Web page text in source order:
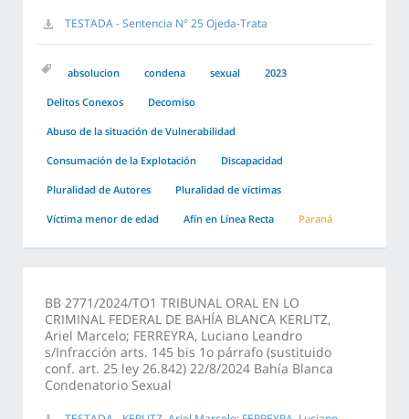
TESTADA - Sentencia N° 25 Ojeda-Trata
absolucion condena sexual 2023
Delitos Conexos Decomiso
Abuso de la situación de Vulnerabilidad
Consumación de la Explotación Discapacidad
Pluralidad de Autores Pluralidad de víctimas
Víctima menor de edad Afín en Línea Recta Paraná
BB 2771/2024/TO1 TRIBUNAL ORAL EN LO
CRIMINAL FEDERAL DE BAHÍA BLANCA KERLITZ,
Ariel Marcelo; FERREYRA, Luciano Leandro
s/Infracción arts. 145 bis 1o párrafo (sustituido
conf. art. 25 ley 26.842) 22/8/2024 Bahía Blanca
Condenatorio Sexual